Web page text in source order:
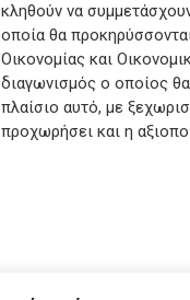
κληθούν να
οποία θα
Οικονομίας και
διαγωνισμός ο οποίος
πλαίσιο αυτό, με
προχωρήσει και η